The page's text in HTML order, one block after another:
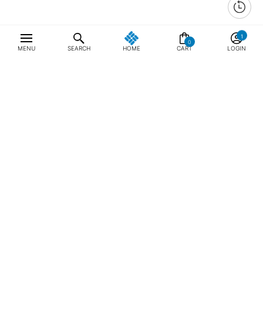
MENU SEARCH HOME
0
CART LOGIN